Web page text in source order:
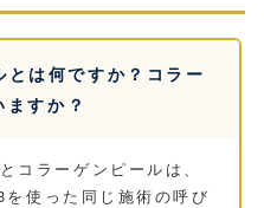
とは何ですか？コラー
すか？
コラーゲンピールは、
使った同じ施術の呼び